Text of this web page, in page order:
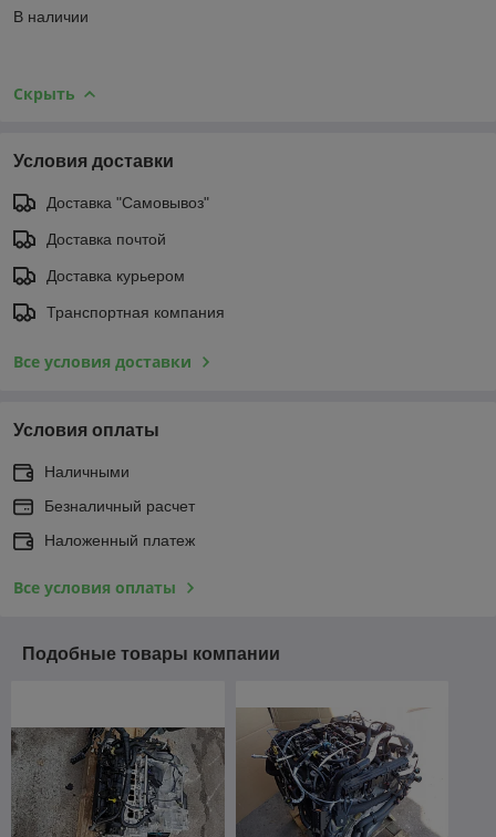
В наличии
Скрыть
Условия доставки
Доставка "Самовывоз"
Доставка почтой
Доставка курьером
Транспортная компания
Все условия доставки
Условия оплаты
Наличными
Безналичный расчет
Наложенный платеж
Все условия оплаты
Подобные товары компании